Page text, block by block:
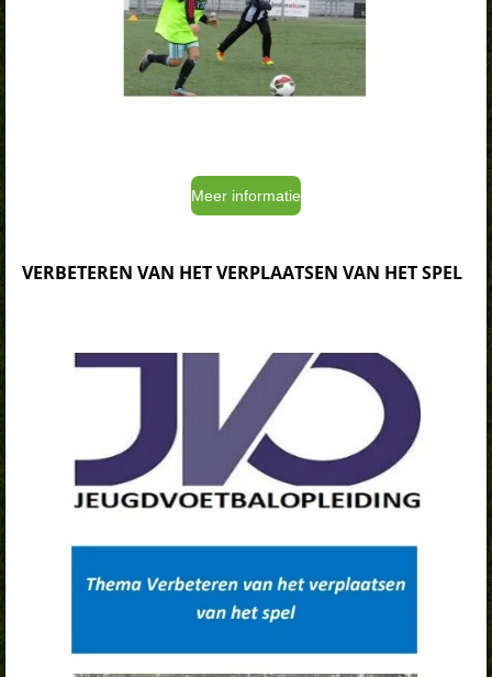
Meer informatie
VERBETEREN VAN HET VERPLAATSEN VAN HET SPEL